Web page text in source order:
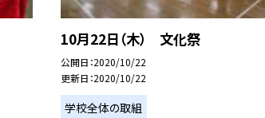
10月22日（木） 文化祭
公開日 2020/10/22
更新日 2020/10/22
学校全体の取組